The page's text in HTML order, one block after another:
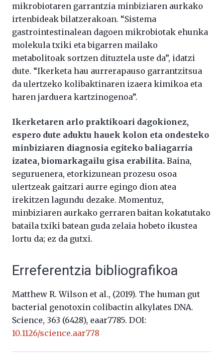
mikrobiotaren garrantzia minbiziaren aurkako
irtenbideak bilatzerakoan. “Sistema
gastrointestinalean dagoen mikrobiotak ehunka
molekula txiki eta bigarren mailako
metabolitoak sortzen dituztela uste da”, idatzi
dute. “Ikerketa hau aurrerapauso garrantzitsua
da ulertzeko kolibaktinaren izaera kimikoa eta
haren jarduera kartzinogenoa”.
Ikerketaren arlo praktikoari dagokionez,
espero dute aduktu hauek kolon eta ondesteko
minbiziaren diagnosia egiteko baliagarria
izatea, biomarkagailu gisa erabilita. Baina,
seguruenera, etorkizunean prozesu osoa
ulertzeak gaitzari aurre egingo dion atea
irekitzen lagundu dezake. Momentuz,
minbiziaren aurkako gerraren baitan kokatutako
bataila txiki batean guda zelaia hobeto ikustea
lortu da; ez da gutxi.
Erreferentzia bibliografikoa
Matthew R. Wilson et al., (2019). The human gut
bacterial genotoxin colibactin alkylates DNA.
Science, 363 (6428), eaar7785. DOI:
10.1126/science.aar778